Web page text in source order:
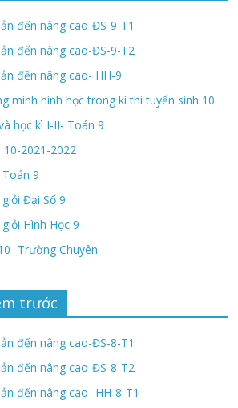
đến nâng cao-ĐS-9-T1
đến nâng cao-ĐS-9-T2
đến nâng cao- HH-9
minh hình học trong kì thi tuyển sinh 10
học kì I-II- Toán 9
2021-2022
9
Đại Số 9
Hình Học 9
Trường Chuyên
trước
đến nâng cao-ĐS-8-T1
đến nâng cao-ĐS-8-T2
đến nâng cao- HH-8-T1